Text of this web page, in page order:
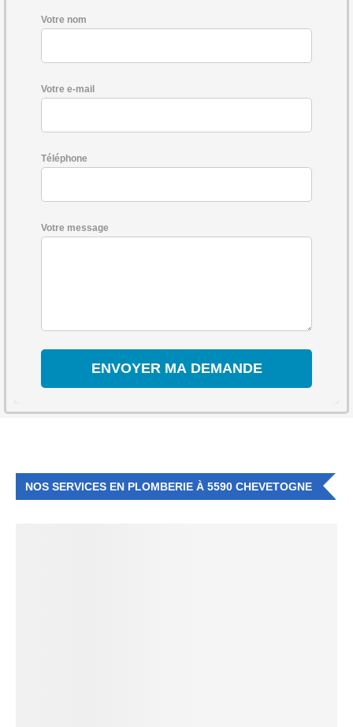
Votre nom
Votre e-mail
Téléphone
Votre message
NOS SERVICES EN PLOMBERIE À 5590 CHEVETOGNE